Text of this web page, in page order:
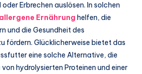
Erbrechen auslösen. In solchen
Ernährung helfen, die
und die Gesundheit des
fördern. Glücklicherweise bietet das
eine solche Alternative, die
hydrolysierten Proteinen und einer